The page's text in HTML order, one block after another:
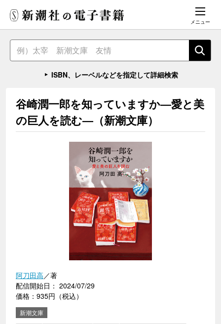
メニュー
ISBN、レーベルなどを指定して詳細検索
谷崎潤一郎を知っていますか―愛と美
の巨人を読む―（新潮文庫）
阿刀田高／著
配信開始日： 2024/07/29
価格：935円（税込）
新潮文庫